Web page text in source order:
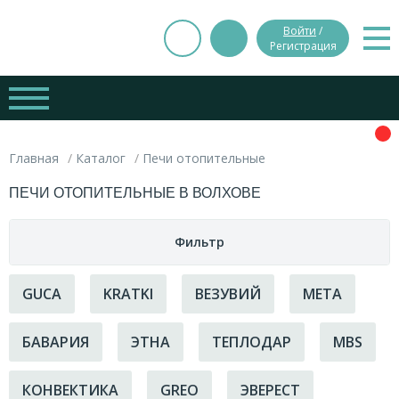
Войти /
Регистрация
Главная Каталог Печи отопительные
ПЕЧИ ОТОПИТЕЛЬНЫЕ В ВОЛХОВЕ
Фильтр
Цена
руб. руб.
Страна-производитель
Россия
Вес
GUCA KRATKI ВЕЗУВИЙ МЕТА
БАВАРИЯ ЭТНА ТЕПЛОДАР MBS
КОНВЕКТИКА GREO ЭВЕРЕСТ